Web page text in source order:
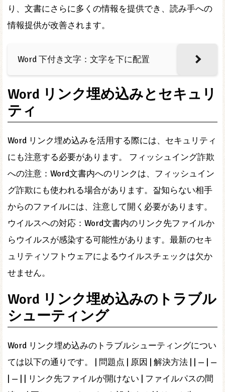
り、文書にさらに多くの情報を提供でき、読み手への
情報提供が改善されます。
Word 下付き文字：文字を下に配置
Word リンク埋め込みとセキュリ
ティ
Word リンク埋め込みを活用する際には、セキュリティ
にも注意する必要があります。 フィッシュイング詐欺
への注意：Word文書内へのリンクは、フィッシュイン
グ詐欺にも使われる場合があります。잘知らない相手
からのファイルには、注意して開く必要があります。
ウイルスへの対応：Word文書内のリンク先ファイルか
らウイルスが感染する可能性があります。最新のセキ
ュリティソフトウェアによるウイルスチェックは欠か
せません。
Word リンク埋め込みのトラブル
シューティング
Word リンク埋め込みのトラブルシューティングについ
ては以下の通りです。 | 問題点 | 原因 | 解決方法 | | — | —
| — | | リンク先ファイルが開けない | ファイルパスの間